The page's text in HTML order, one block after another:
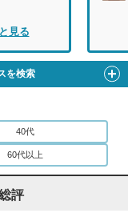
見る
を検索
40代
60代以上
評